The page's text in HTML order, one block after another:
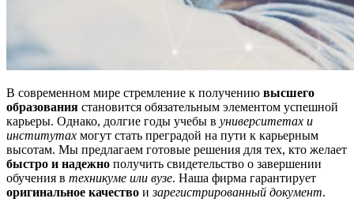
В современном мире стремление к получению высшего
образования становится обязательным элементом успешной
карьеры. Однако, долгие годы учебы в университетах и
институтах могут стать преградой на пути к карьерным
высотам. Мы предлагаем готовые решения для тех, кто желает
быстро и надежно получить свидетельство о завершении
обучения в техникуме или вузе. Наша фирма гарантирует
оригинальное качество изарегистрированный документ.